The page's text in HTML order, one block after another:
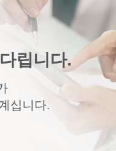
립니다.
십니다.